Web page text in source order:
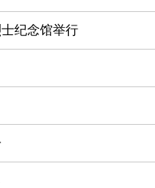
纪念馆举行